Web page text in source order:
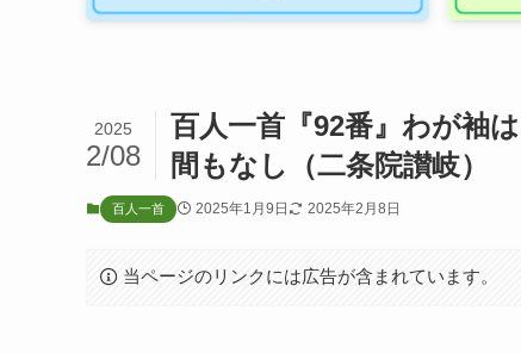
百人一首『92番』わが袖
間もなし（二条院讃岐）
2025
2/08
百人一首 2025年1月9日 2025年2月8日
当ページのリンクには広告が含まれています。